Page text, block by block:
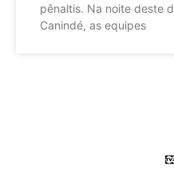
pênaltis. Na noite deste
Canindé, as equipes